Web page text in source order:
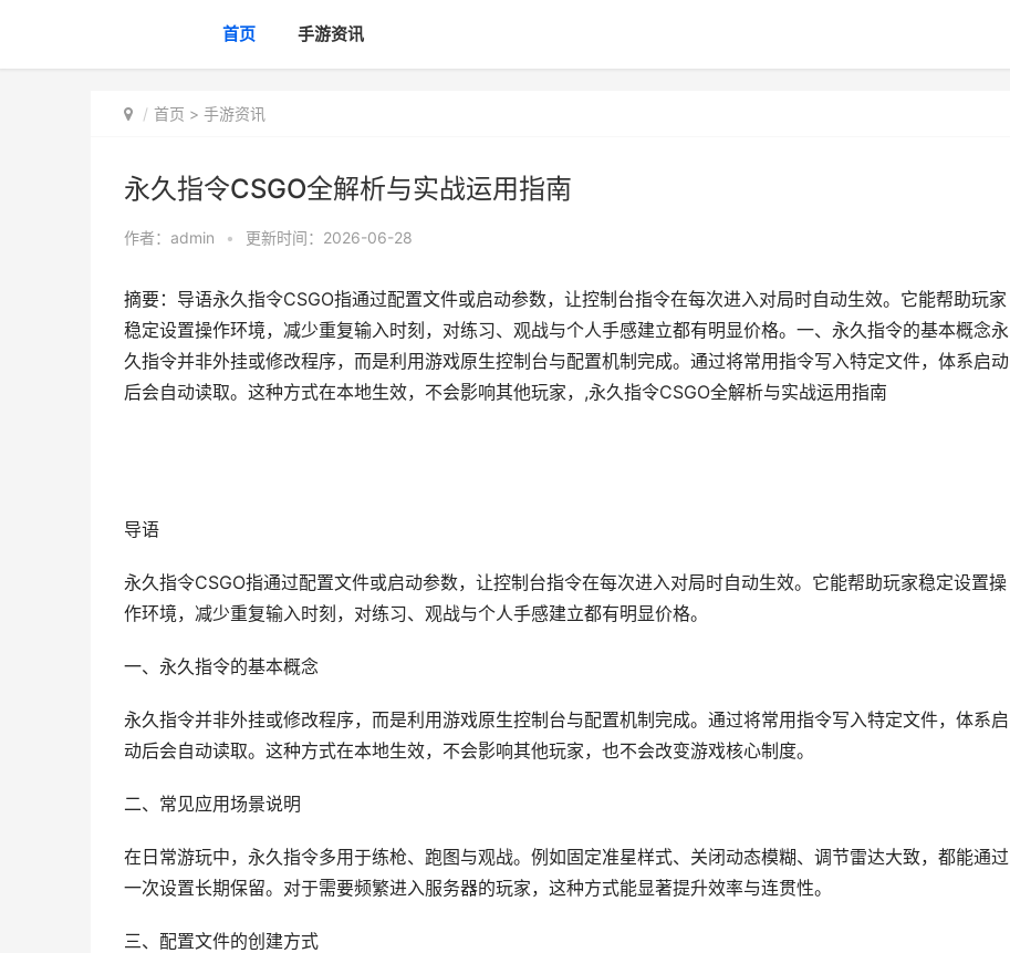
首页 手游资讯
首页 > 手游资讯
永久指令CSGO全解析与实战运用指南
作者： admin • 更新时间：2026-06-28
摘要：导语永久指令CSGO指通过配置文件或启动参数，让控制台指令在每次进入对局时自动生效。它能帮助玩家
稳定设置操作环境，减少重复输入时刻，对练习、观战与个人手感建立都有明显价格。一、永久指令的基本概念永
久指令并非外挂或修改程序，而是利用游戏原生控制台与配置机制完成。通过将常用指令写入特定文件，体系启动
后会自动读取。这种方式在本地生效，不会影响其他玩家，,永久指令CSGO全解析与实战运用指南
导语
永久指令CSGO指通过配置文件或启动参数，让控制台指令在每次进入对局时自动生效。它能帮助玩家稳定设置操
作环境，减少重复输入时刻，对练习、观战与个人手感建立都有明显价格。
一、永久指令的基本概念
永久指令并非外挂或修改程序，而是利用游戏原生控制台与配置机制完成。通过将常用指令写入特定文件，体系启
动后会自动读取。这种方式在本地生效，不会影响其他玩家，也不会改变游戏核心制度。
二、常见应用场景说明
在日常游玩中，永久指令多用于练枪、跑图与观战。例如固定准星样式、关闭动态模糊、调节雷达大致，都能通过
一次设置长期保留。对于需要频繁进入服务器的玩家，这种方式能显著提升效率与连贯性。
三、配置文件的创建方式